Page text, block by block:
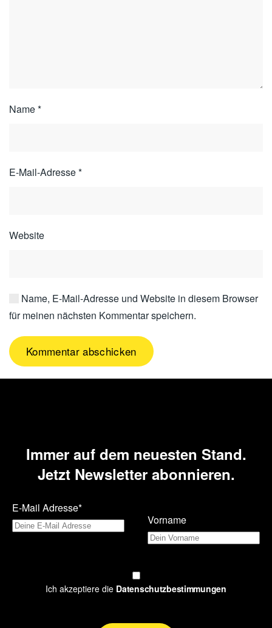
Name*
E-Mail-Adresse*
Website
Name, E-Mail-Adresse und Website in diesem Browser
für meinen nächsten Kommentar speichern.
Kommentar abschicken
Immer auf dem neuesten Stand.
Jetzt Newsletter abonnieren.
E-Mail Adresse*
Vorname
Ich akzeptiere die Datenschutzbestimmungen